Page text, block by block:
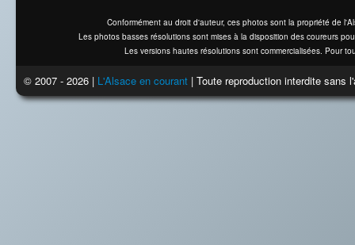
Conformément au droit d'auteur, ces photos sont la propriété de
Les photos basses résolutions sont mises à la disposition des coureurs
Les versions hautes résolutions sont commercialisées. Pour
© 2007 - 2026 | L'Alsace en courant | Toute reproduction interdite sans